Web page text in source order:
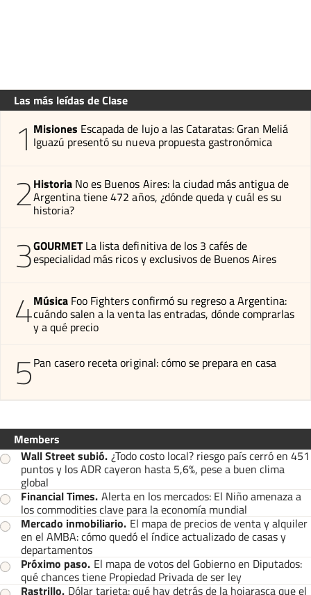
Las más leídas de Clase
1 Misiones Escapada de lujo a las Cataratas: Gran Meliá
Iguazú presentó su nueva propuesta gastronómica
2Historia No es Buenos Aires: la ciudad más antigua de
Argentina tiene 472 años, ¿dónde queda y cuál es su
historia?
3GOURMET La lista definitiva de los 3 cafés de
especialidad más ricos y exclusivos de Buenos Aires
4Música Foo Fighters confirmó su regreso a Argentina:
cuándo salen a la venta las entradas, dónde comprarlas
y a qué precio
5Pan casero receta original: cómo se prepara en casa
Members
Wall Street subió. ¿Todo costo local? riesgo país cerró en 451
puntos y los ADR cayeron hasta 5,6%, pese a buen clima
global
Financial Times. Alerta en los mercados: El Niño amenaza a
los commodities clave para la economía mundial
Mercado inmobiliario. El mapa de precios de venta y alquiler
en el AMBA: cómo quedó el índice actualizado de casas y
departamentos
Próximo paso. El mapa de votos del Gobierno en Diputados:
qué chances tiene Propiedad Privada de ser ley
Rastrillo. Dólar tarjeta: qué hay detrás de la hojarasca que el